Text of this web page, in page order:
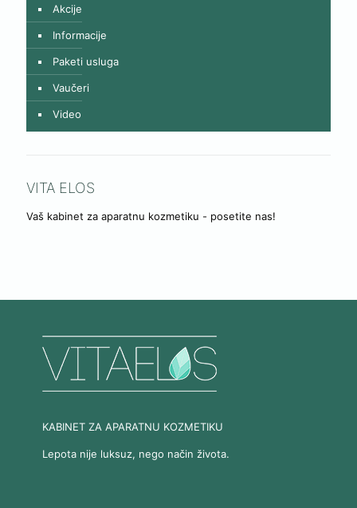
Akcije
Informacije
Paketi usluga
Vaučeri
Video
VITA ELOS
Vaš kabinet za aparatnu kozmetiku - posetite nas!
KABINET ZA APARATNU KOZMETIKU
Lepota nije luksuz, nego način života.